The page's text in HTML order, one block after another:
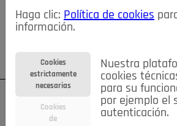
TABLÓN DE ANUNCIOS MIS ANUNCIOS
NOSOTROS
Su cuenta Regístrese ¿Olvidó
Haga clic: Política de cookies
información.
Cookies
estrictamente
necesarias
Cookies
de
Nuestra
cookies
para su
por ejemplo el
autenticación.